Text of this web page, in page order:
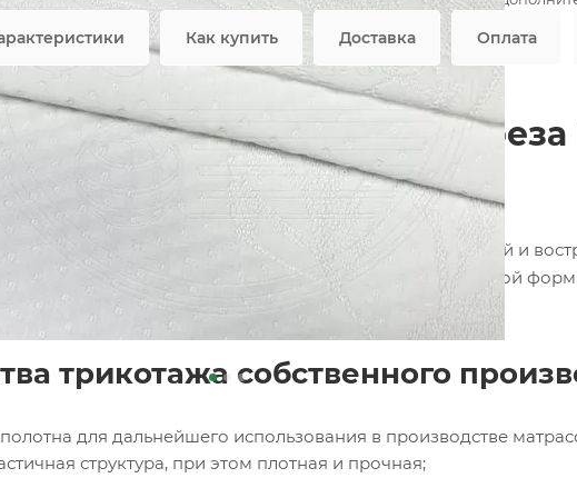
Как купить Доставка Оплата
полотно FRTX 25 021
для производства матрасов – самый практичный, мягкий и
он с легкостью повторяет изгибы изделий любой
матраса.
трикотажа собственного
для дальнейшего использования в производстве
структура, при этом плотная и прочная;